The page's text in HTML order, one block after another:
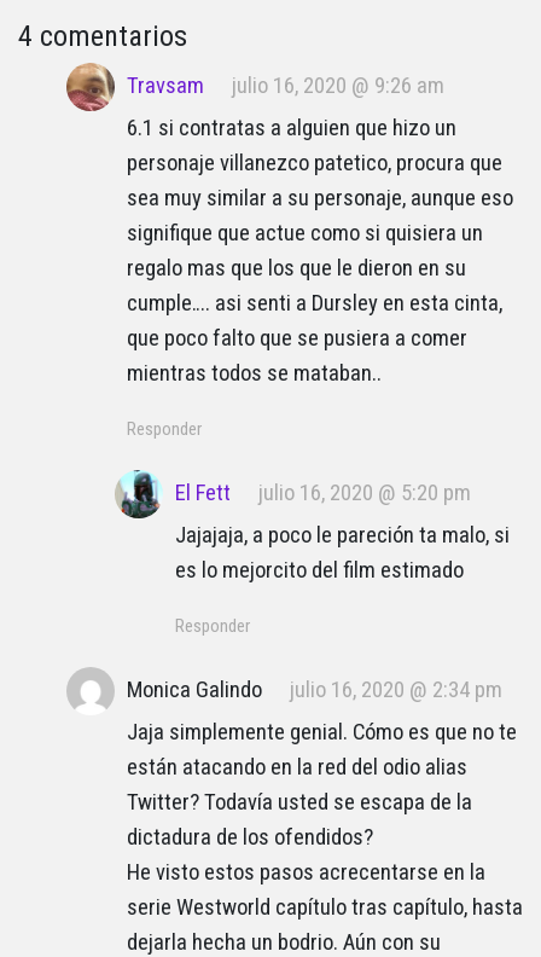
4 comentarios
Travsam
julio 16, 2020 @ 9:26 am
6.1 si contratas a alguien que hizo un
personaje villanezco patetico, procura que
sea muy similar a su personaje, aunque eso
signifique que actue como si quisiera un
regalo mas que los que le dieron en su
cumple…. asi senti a Dursley en esta cinta,
que poco falto que se pusiera a comer
mientras todos se mataban..
Responder
El Fett
julio 16, 2020 @ 5:20 pm
Jajajaja, a poco le pareción ta malo, si
es lo mejorcito del film estimado
Responder
Monica Galindo
julio 16, 2020 @ 2:34 pm
Jaja simplemente genial. Cómo es que no te
están atacando en la red del odio alias
Twitter? Todavía usted se escapa de la
dictadura de los ofendidos?
He visto estos pasos acrecentarse en la
serie Westworld capítulo tras capítulo, hasta
dejarla hecha un bodrio. Aún con su